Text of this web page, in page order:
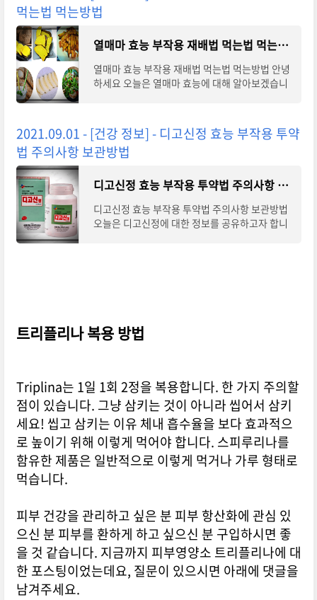
먹는법 먹는방법
열매마 효능 부작용 재배법 먹는법 먹는방법
열매마 효능 부작용 재배법 먹는법 먹는방법 안녕
하세요 오늘은 열매마 효능에 대해 알아보겠습니
2021.09.01 - [건강 정보] - 디고신정 효능 부작용 투약
법 주의사항 보관방법
디고신정 효능 부작용 투약법 주의사항 보관방법
디고신정 효능 부작용 투약법 주의사항 보관방법
오늘은 디고신정에 대한 정보를 공유하고자 합니
트리플리나 복용 방법
Triplina는 1일 1회 2정을 복용합니다. 한 가지 주의할
점이 있습니다. 그냥 삼키는 것이 아니라 씹어서 삼키
세요! 씹고 삼키는 이유 체내 흡수율을 보다 효과적으
로 높이기 위해 이렇게 먹어야 합니다. 스피루리나를
함유한 제품은 일반적으로 이렇게 먹거나 가루 형태로
먹습니다.
피부 건강을 관리하고 싶은 분 피부 항산화에 관심 있
으신 분 피부를 환하게 하고 싶으신 분 구입하시면 좋
을 것 같습니다. 지금까지 피부영양소 트리플리나에 대
한 포스팅이었는데요, 질문이 있으시면 아래에 댓글을
남겨주세요.